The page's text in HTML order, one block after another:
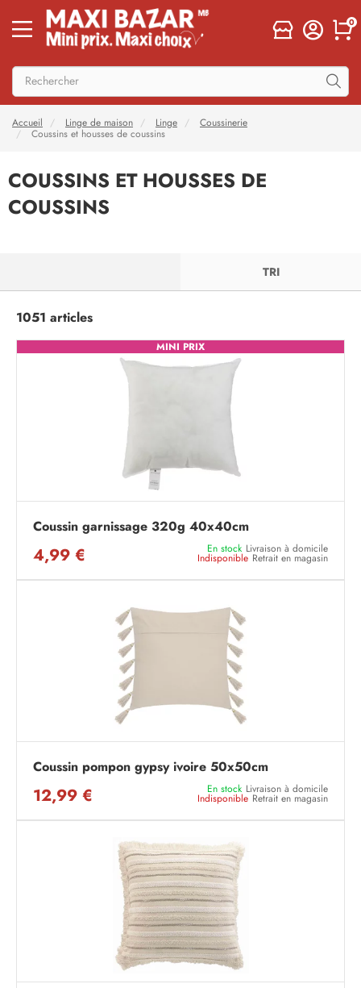
0
Accueil Linge de maison Linge
Coussinerie
Coussins et housses de coussins
COUSSINS ET HOUSSES DE
COUSSINS
TRI
MINI PRIX
Coussin garnissage 320g 40x40cm
4,99 € En stock Livraison à domicile
Indisponible Retrait en magasin
Coussin pompon gypsy ivoire 50x50cm
12,99 € En stock Livraison à domicile
Indisponible Retrait en magasin
1051 articles